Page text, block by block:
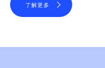
了解更多